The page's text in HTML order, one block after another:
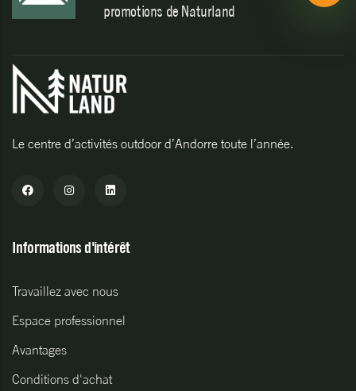
promotions de Naturland
Le centre d’activités outdoor d’Andorre toute l’année.
Informations d'intérêt
Travaillez avec nous
Espace professionnel
Avantages
Conditions d'achat